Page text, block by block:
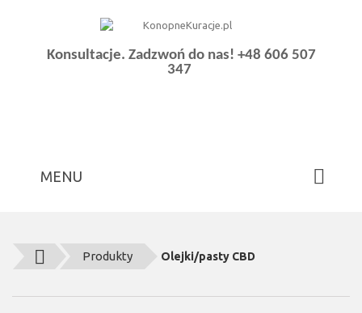
Konsultacje. Zadzwoń do nas! +48 606 507
347
MENU
Produkty Olejki/pasty CBD